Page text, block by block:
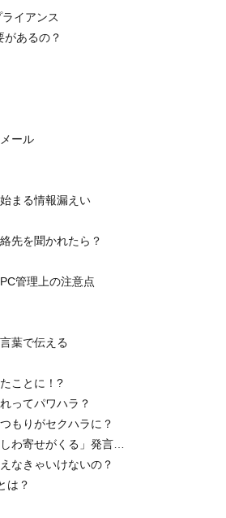
イアンス
があるの？
ール
まる情報漏えい
先を聞かれたら？
管理上の注意点
葉で伝える
ことに！?
ってパワハラ？
もりがセクハラに？
わ寄せがくる」発言…
なきゃいけないの？
は？